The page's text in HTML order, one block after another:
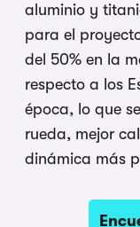
aluminio y
para el
del 50% en la
respecto a los
época, lo que
rueda, mejor
dinámica más